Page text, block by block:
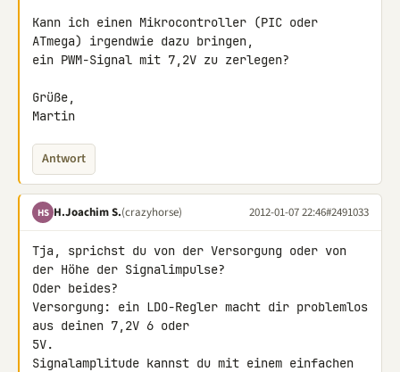
Kann ich einen Mikrocontroller (PIC oder
ATmega) irgendwie dazu bringen,
ein PWM-Signal mit 7,2V zu zerlegen?
Grüße,
Martin
Antwort
HS H.Joachim S.(crazyhorse) 2012-01-07 22:46#2491033
Tja, sprichst du von der Versorgung oder von
der Höhe der Signalimpulse?
Oder beides?
Versorgung: ein LDO-Regler macht dir problemlos
aus deinen 7,2V 6 oder
5V.
Signalamplitude kannst du mit einem einfachen